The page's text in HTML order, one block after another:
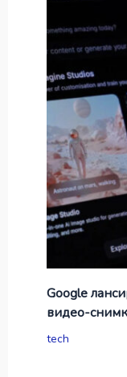
Google
видео-
tech